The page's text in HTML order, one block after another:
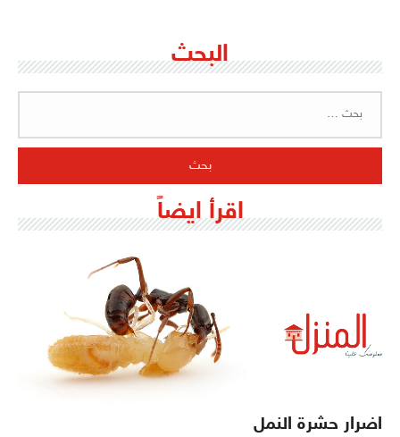
البحث
اقرأ ايضاً
اضرار حشرة النمل